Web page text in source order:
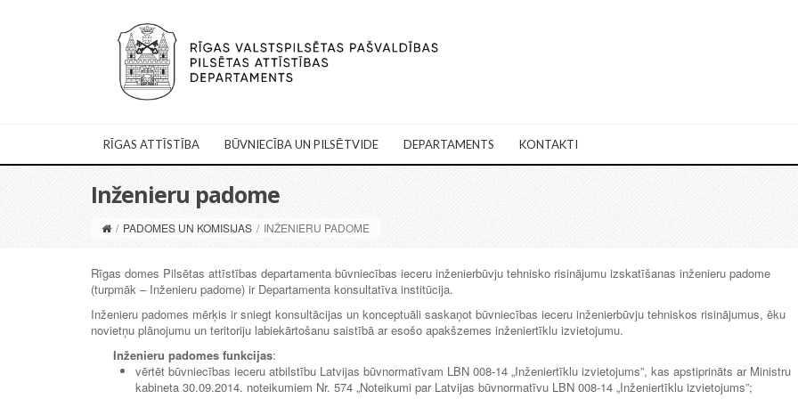
RĪGAS ATTĪSTĪBA BŪVNIECĪBA UN PILSĒTVIDE DEPARTAMENTS KONTAKTI
Inženieru padome
/ PADOMES UN KOMISIJAS / INŽENIERU PADOME
Rīgas domes Pilsētas attīstības departamenta būvniecības ieceru inženierbūvju tehnisko risinājumu izskatīšanas inženieru padome
(turpmāk – Inženieru padome) ir Departamenta konsultatīva institūcija.
Inženieru padomes mērķis ir sniegt konsultācijas un konceptuāli saskaņot būvniecības ieceru inženierbūvju tehniskos risinājumus, ēku
novietņu plānojumu un teritoriju labiekārtošanu saistībā ar esošo apakšzemes inženiertīklu izvietojumu.
Inženieru padomes funkcijas:
vērtēt būvniecības ieceru atbilstību Latvijas būvnormatīvam LBN 008-14 „Inženiertīklu izvietojums”, kas apstiprināts ar Ministru
kabineta 30.09.2014. noteikumiem Nr. 574 „Noteikumi par Latvijas būvnormatīvu LBN 008-14 „Inženiertīklu izvietojums”;